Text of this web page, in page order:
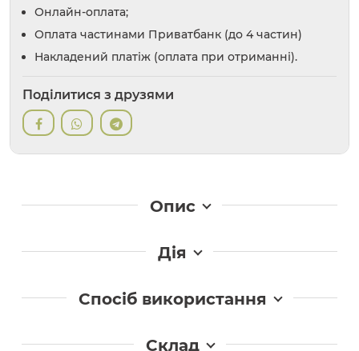
Онлайн-оплата;
Оплата частинами Приватбанк (до 4 частин)
Накладений платіж (оплата при отриманні).
Поділитися з друзями
Опис
Дія
Спосіб використання
Склад